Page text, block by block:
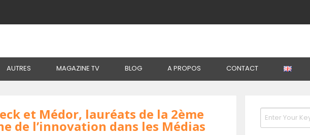
AUTRES MAGAZINE TV BLOG A PROPOS CONTACT
Et Médor, Lauréats De La 2ème Édition Du Prix Francophone De L’innovation Dans Les Médias
et Médor, lauréats de la 2ème
de l’innovation dans les Médias